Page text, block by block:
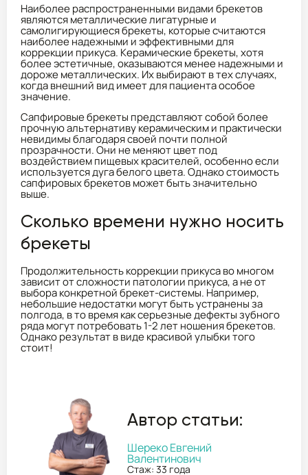
Наиболее распространенными видами брекетов
являются металлические лигатурные и
самолигирующиеся брекеты, которые считаются
наиболее надежными и эффективными для
коррекции прикуса. Керамические брекеты, хотя
более эстетичные, оказываются менее надежными и
дороже металлических. Их выбирают в тех случаях,
когда внешний вид имеет для пациента особое
значение.
Сапфировые брекеты представляют собой более
прочную альтернативу керамическим и практически
невидимы благодаря своей почти полной
прозрачности. Они не меняют цвет под
воздействием пищевых красителей, особенно если
используется дуга белого цвета. Однако стоимость
сапфировых брекетов может быть значительно
выше.
Сколько времени нужно носить
брекеты
Продолжительность коррекции прикуса во многом
зависит от сложности патологии прикуса, а не от
выбора конкретной брекет-системы. Например,
небольшие недостатки могут быть устранены за
полгода, в то время как серьезные дефекты зубного
ряда могут потребовать 1-2 лет ношения брекетов.
Однако результат в виде красивой улыбки того
стоит!
Автор статьи:
Шереко Евгений
Валентинович
Стаж: 33 года